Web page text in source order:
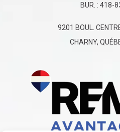
BUR. : 418-
9201 BOUL.
CHARNY,